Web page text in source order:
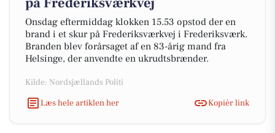
Onsdag eftermiddag klokken 15.53 opstod der en
brand i et skur på Frederiksværkvej i Frederiksværk.
Branden blev forårsaget af en 83-årig mand fra
Helsinge, der anvendte en ukrudtsbrænder.
Kilde: Nordsjællands Politi
Læs hele artiklen her
Kopiér link